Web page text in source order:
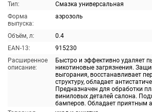
Тип:
Смазка универсальная
Форма
выпуска:
аэрозоль
Объём, л:
0.4
EAN-13:
915230
Расширенное
описание:
Быстро и эффективно удаляет
никотиновые загрязнения.
выгорания, восстанавливает
структуру, обладает
Предназначен для обработки
виниловых деталей салона.
бамперов. Обладает приятным